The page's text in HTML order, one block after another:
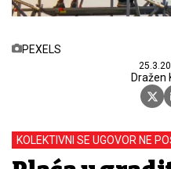
PEXELS
Dražen
KOLEKTIVNI SE UGOVOR NE